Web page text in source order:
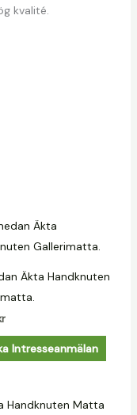
kvalité.
Äkta Handknuten
Intresseanmälan